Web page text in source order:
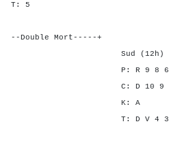
T: 5
--Double Mort-----+
Sud
P: R 9 8 6
C: D 10 9
K: A |
T: D V 4 3